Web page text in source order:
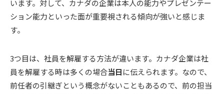
います。対して、カナダの企業は本人の能力やプレゼンテー
ション能力といった面が重要視される傾向が強いと感じま
す。
3つ目は、社員を解雇する方法が違います。カナダ企業は社
員を解雇する時は多くの場合当日に伝えられます。なので、
前任者の引継ぎという概念がないこともあるので、前の担当